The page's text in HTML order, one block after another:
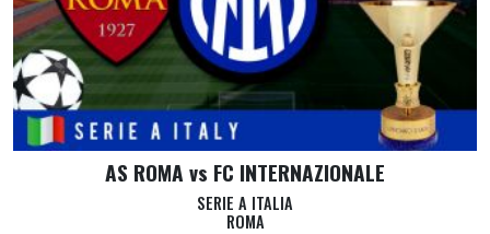
AS ROMA vs FC INTERNAZIONALE
SERIE A ITALIA
ROMA